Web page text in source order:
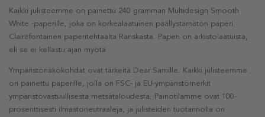
Kaikki julisteemme on painettu 240 gramman Multidesign Smooth
White -paperille, joka on korkealaatuinen päällystämätön paperi
Clairefontainen paperitehtaalta Ranskasta. Paperi on arkistolaatuista,
eli se ei kellastu ajan myötä.
Ympäristönäkökohdat ovat tärkeitä Dear Samille. Kaikki julisteemme
on painettu paperille, jolla on FSC- ja EU-ympäristömerkit
ympäristövastuullisesta metsätaloudesta. Painotilamme ovat 100-
prosenttisesti ilmastoneutraaleja, ja julisteiden tuotannolla on